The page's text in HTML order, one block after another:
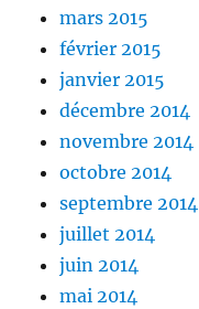
mars 2015
février 2015
janvier 2015
décembre 2014
novembre 2014
octobre 2014
septembre 2014
juillet 2014
juin 2014
mai 2014